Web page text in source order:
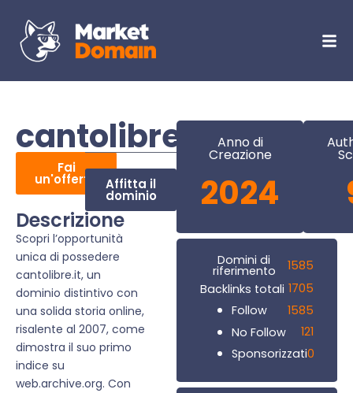
cantolibre.it
Fai
un'offerta Affitta il
dominio
Descrizione
Scopri l’opportunità
unica di possedere
cantolibre.it, un
dominio distintivo con
una solida storia online,
risalente al 2007, come
dimostra il suo primo
indice su
web.archive.org. Con
Anno di
Creazione
2024
Domini di
riferimento
1585
Backlinks totali 1705
Follow
1585
No Follow
121
Sponsorizzati0